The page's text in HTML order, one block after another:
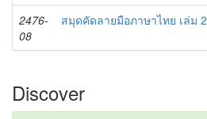
2476-
08
สมุดคัดลายมือภาษาไทย เล่ม 2
Discover